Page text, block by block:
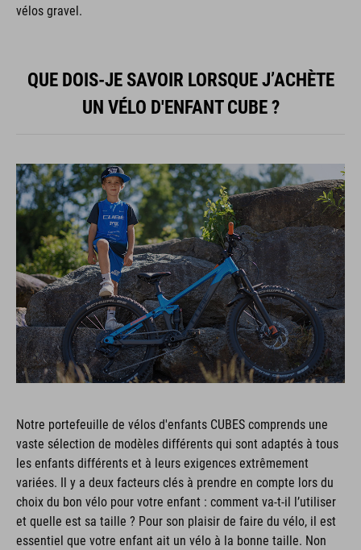
vélos gravel.
QUE DOIS-JE SAVOIR LORSQUE J’ACHÈTE
UN VÉLO D'ENFANT CUBE ?
Notre portefeuille de vélos d'enfants CUBES comprends une
vaste sélection de modèles différents qui sont adaptés à tous
les enfants différents et à leurs exigences extrêmement
variées. Il y a deux facteurs clés à prendre en compte lors du
choix du bon vélo pour votre enfant : comment va-t-il l’utiliser
et quelle est sa taille ? Pour son plaisir de faire du vélo, il est
essentiel que votre enfant ait un vélo à la bonne taille. Non